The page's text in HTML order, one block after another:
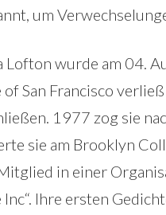
um
Lofton wurde am 04.
of San Francisco
1977 zog sie
sie am Brooklyn
in einer
Inc“. Ihre ersten